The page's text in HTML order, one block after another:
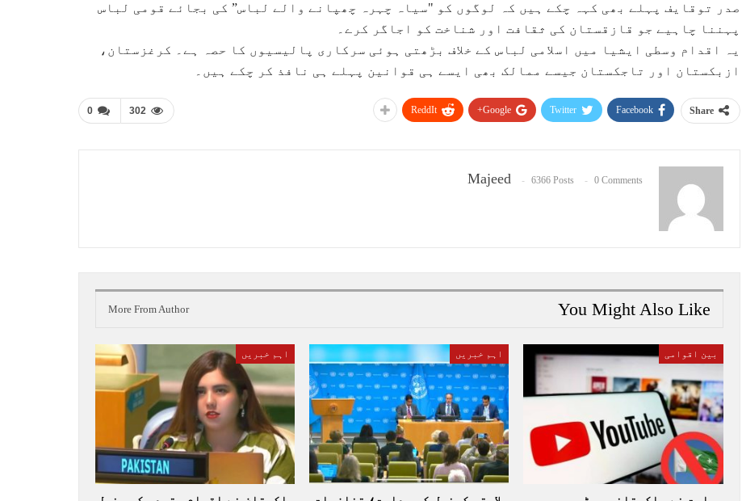
صدر توقایف پہلے بھی کہہ چکے ہیں کہ لوگوں کو "سیاہ چہرہ چھپانے والے لباس” کی بجائے قومی لباس
پہننا چاہیے جو قازقستان کی ثقافت اور شناخت کو اجاگر کرے۔
یہ اقدام وسطی ایشیا میں اسلامی لباس کے خلاف بڑھتی ہوئی سرکاری پالیسیوں کا حصہ ہے۔ کرغزستان،
ازبکستان اور تاجکستان جیسے ممالک بھی ایسے ہی قوانین پہلے ہی نافذ کر چکے ہیں۔
0 302 Share
Facebook
Twitter
Google+
ReddIt
Majeed 6366 Posts 0 Comments
You Might Also Like
More From Author
بین اقوامی اہم خبریں اہم خبریں